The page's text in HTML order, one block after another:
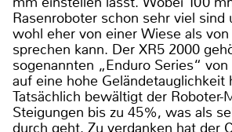
Rasenroboter schon sehr viel sind
wohl eher von einer Wiese als
sprechen kann. Der XR5 2000
sogenannten „Enduro Series“
auf eine hohe Geländetauglichkeit
Tatsächlich bewältigt der Roboter-
Steigungen bis zu 45%, was als